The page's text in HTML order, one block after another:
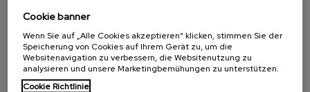
Cookie banner
Wenn Sie auf „Alle Cookies akzeptieren“ klicken, stimmen Sie der
Speicherung von Cookies auf Ihrem Gerät zu, um die
Websitenavigation zu verbessern, die Websitenutzung zu
analysieren und unsere Marketingbemühungen zu unterstützen.
Cookie Richtlinie